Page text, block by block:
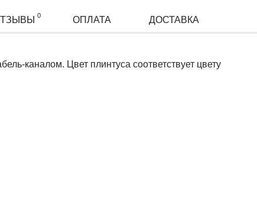
0 ОПЛАТА ДОСТАВКА
каналом. Цвет плинтуса соответствует цвету